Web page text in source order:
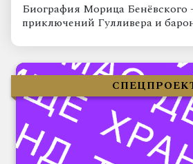
Биография Морица Бенёвского
приключений Гулливера и